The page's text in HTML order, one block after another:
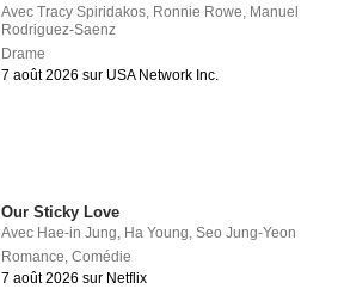
AvecTracy Spiridakos, Ronnie Rowe, Manuel
Rodriguez-Saenz
Drame
7 août 2026 sur USA Network Inc.
Our Sticky Love
Avec Hae-in Jung, Ha Young,Seo Jung-Yeon
Romance,Comédie
7 août 2026 sur Netflix